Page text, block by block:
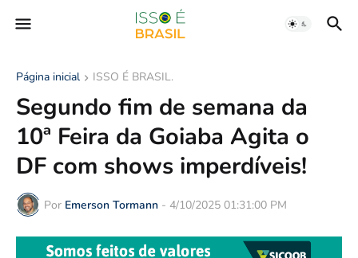
Página inicial ISSO É BRASIL.
Segundo fim de semana da
10ª Feira da Goiaba Agita o
DF com shows imperdíveis!
Por Emerson Tormann - 4/10/2025 01:31:00 PM